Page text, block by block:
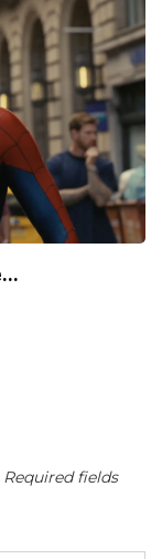
Required fields